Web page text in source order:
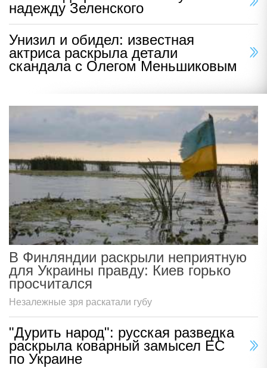
надежду Зеленского
Унизил и обидел: известная
актриса раскрыла детали
скандала с Олегом Меньшиковым
В Финляндии раскрыли неприятную
для Украины правду: Киев горько
просчитался
Незалежные зря раскатали губу
"Дурить народ": русская разведка
раскрыла коварный замысел ЕС
по Украине